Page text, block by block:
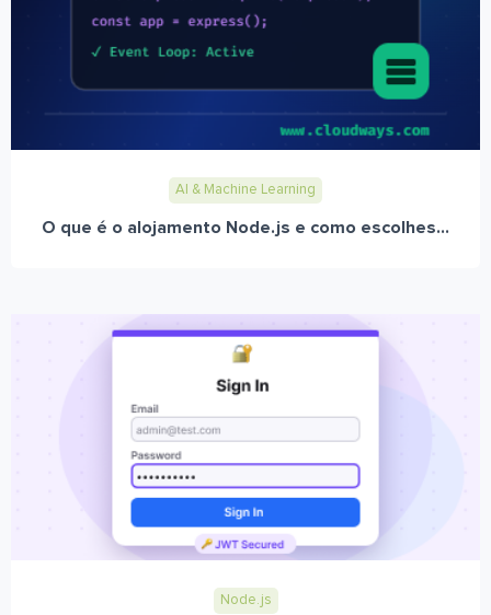
AI & Machine Learning
O que é o alojamento Node.js e como escolhes...
Node.js